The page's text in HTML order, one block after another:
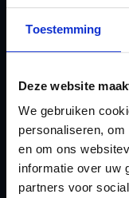
Toestemming
Deze website
We gebruiken
personaliseren,
en om ons
informatie over uw
partners voor
Afkoop Stamrecht
Belastingdienst